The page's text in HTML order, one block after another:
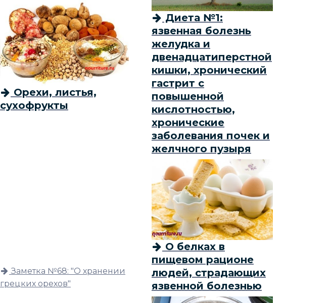
Орехи, листья,
сухофрукты
Заметка №68: "О хранении
грецких орехов"
Диета №1:
язвенная болезнь
желудка и
двенадцатиперстной
кишки, хронический
гастрит с
повышенной
кислотностью,
хронические
заболевания почек и
желчного пузыря
О белках в
пищевом рационе
людей, страдающих
язвенной болезнью